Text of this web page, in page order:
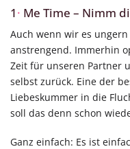
1· Me Time – Nimm
Auch wenn wir es
anstrengend. Immerhin
Zeit für unseren Partner
selbst zurück. Eine der
Liebeskummer in die
soll das denn schon
Ganz einfach: Es ist